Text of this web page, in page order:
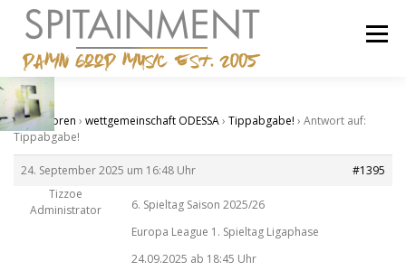
springen
Menü
STARTSEITE
Start› Foren › wettgemeinschaft ODESSA› Tippabgabe! › Antwort auf:
Tippabgabe!
24. September 2025 um 16:48 Uhr
#1395
Tizzoe
Administrator
6. Spieltag Saison 2025/26
Europa League 1. Spieltag Ligaphase
24.09.2025 ab 18:45 Uhr